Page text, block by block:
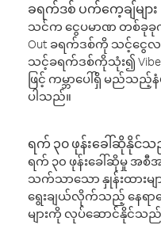
ခရက်ဒစ် ပက်ကေ့ချ်များ
သင်က ငွေပမာဏ တစ်ခု
Out ခရက်ဒစ်ကို သင့်ငွေ
သင့်ခရက်ဒစ်ကိုသုံး၍
ဖြင့် ကမ္ဘာပေါ်ရှိ မည်သ
ပါသည်။
ရက် ၃၀ ဖုန်းခေါ်ဆိုနိုင်
ရက် ၃၀ ဖုန်းခေါ်ဆိုမှု အ
သက်သာသော နှုန်းထားမျ
ရွေးချယ်လိုက်သည့် နေရာ
များကို လုပ်ဆောင်နိုင်သည်